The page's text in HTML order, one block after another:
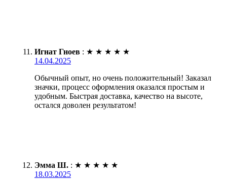
Игнат Гноев : ★ ★ ★ ★ ★
14.04.2025
Обычный опыт, но очень положительный! Заказал
значки, процесс оформления оказался простым и
удобным. Быстрая доставка, качество на высоте,
остался доволен результатом!
Эмма Ш. : ★ ★ ★ ★ ★
18.03.2025